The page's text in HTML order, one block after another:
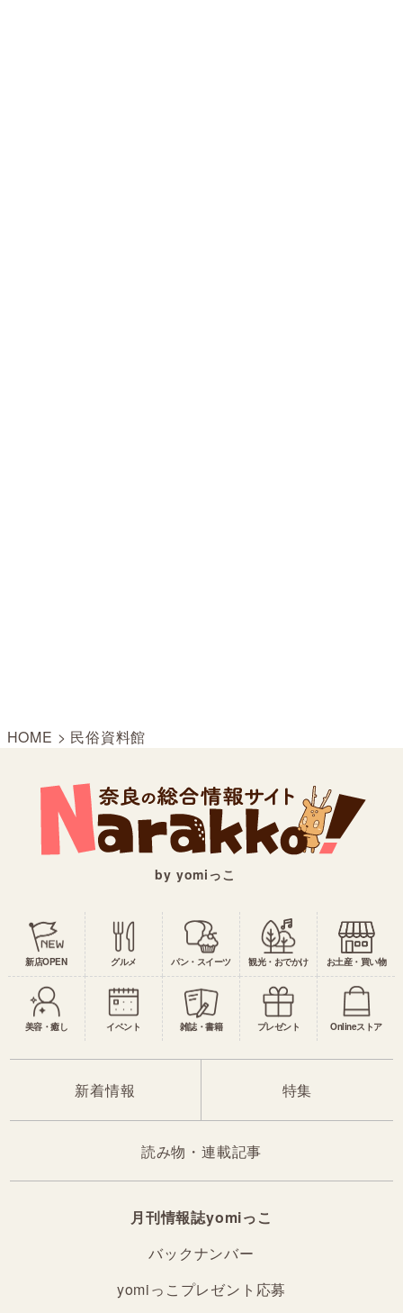
HOME > 民俗資料館
by yomiっこ
新店OPEN グルメ パン・スイーツ 観光・おでかけ お土産・買い物
美容・癒し イベント 雑誌・書籍 プレゼント Onlineストア
新着情報 特集
読み物・連載記事
月刊情報誌yomiっこ
バックナンバー
yomiっこプレゼント応募